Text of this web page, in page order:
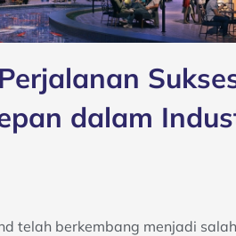
dalam
telah berkembang menjadi